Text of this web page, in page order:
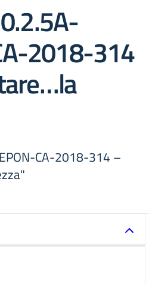
2018-314
CA-2018-314 –